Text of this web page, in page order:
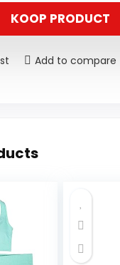
KOOP PRODUCT
Add to compare